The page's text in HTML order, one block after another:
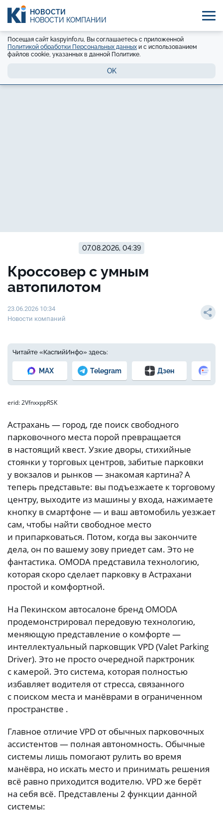
НОВОСТИ
НОВОСТИ КОМПАНИЙ
Посещая сайт kaspyinfo.ru, Вы соглашаетесь с приложенной
Политикой обработки Персональных данных и с использованием
файлов cookie, указанных в данной Политике.
OK
07.08.2026, 04:39
Кроссовер с умным
автопилотом
23.06.2026 10:34
Новости компаний
Читайте «КаспийИнфо» здесь:
MAX Telegram Дзен
erid: 2VfnxxppRSK
Астрахань — город, где поиск свободного
парковочного места порой превращается
в настоящий квест. Узкие дворы, стихийные
стоянки у торговых центров, забитые парковки
у вокзалов и рынков — знакомая картина? А
теперь представьте: вы подъезжаете к торговому
центру, выходите из машины у входа, нажимаете
кнопку в смартфоне — и ваш автомобиль уезжает
сам, чтобы найти свободное место
и припарковаться. Потом, когда вы закончите
дела, он по вашему зову приедет сам. Это не
фантастика. OMODA представила технологию,
которая скоро сделает парковку в Астрахани
простой и комфортной.
На Пекинском автосалоне бренд OMODA
продемонстрировал передовую технологию,
меняющую представление о комфорте —
интеллектуальный парковщик VPD (Valet Parking
Driver). Это не просто очередной парктроник
с камерой. Это система, которая полностью
избавляет водителя от стресса, связанного
с поиском места и манёврами в ограниченном
пространстве .
Главное отличие VPD от обычных парковочных
ассистентов — полная автономность. Обычные
системы лишь помогают рулить во время
манёвра, но искать место и принимать решения
всё равно приходится водителю. VPD же берёт
на себя всё. Представлены 2 функции данной
системы: